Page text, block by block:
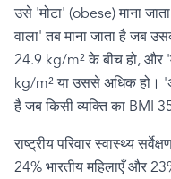
उसे 'मोटा' (obese)माना
वाला'तब माना जाता है जब
24.9 kg/m²के बीच हो, और '
kg/m²या उससे अधिक हो। '
है जब किसी व्यक्ति का BMI
राष्ट्रीय परिवार स्वास्थ्य
24% भारतीय महिलाएँ और